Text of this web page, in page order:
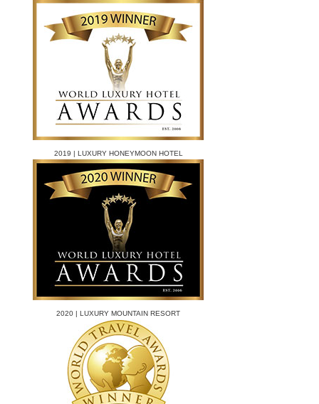
2019 | LUXURY HONEYMOON HOTEL
2020 | LUXURY MOUNTAIN RESORT